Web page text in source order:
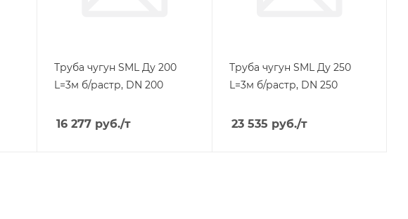
Труба чугун SML Ду 200
L=3м б/растр, DN 200
16 277 руб./т
Труба чугун SML Ду 250
L=3м б/растр, DN 250
23 535 руб./т